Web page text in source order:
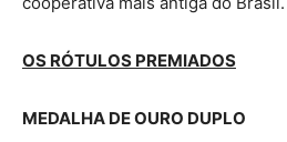
OS RÓTULOS PREMIADOS
MEDALHA DE OURO DUPLO